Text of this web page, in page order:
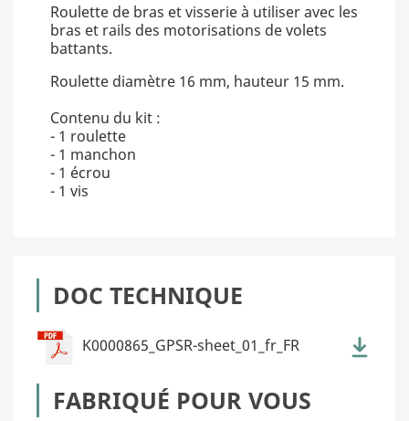
Roulette de bras et visserie à utiliser avec les
bras et rails des motorisations de volets
battants.
Roulette diamètre 16 mm, hauteur 15 mm.
Contenu du kit :
- 1 roulette
- 1 manchon
- 1 écrou
- 1 vis
DOC TECHNIQUE
K0000865_GPSR-sheet_01_fr_FR
FABRIQUÉ POUR VOUS